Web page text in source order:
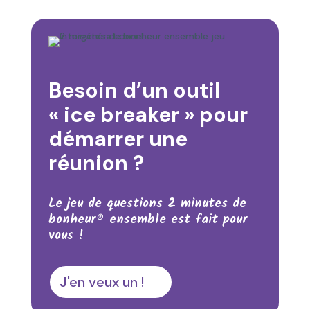
Besoin d’un outil
« ice breaker » pour
démarrer une
réunion ?
Le jeu de questions 2 minutes de
bonheur® ensemble est fait pour
vous !
J'en veux un !